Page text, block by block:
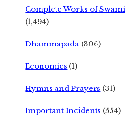
Complete Works of
(1,494)
Dhammapada (306)
Economics (1)
Hymns and Prayers (31)
Important Incidents (554)